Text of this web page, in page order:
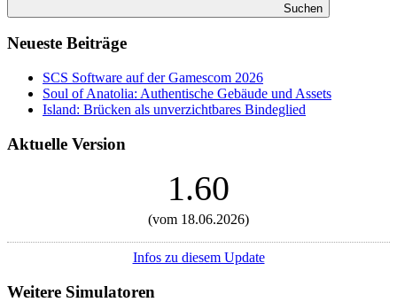
Suchen
Neueste Beiträge
SCS Software auf der Gamescom 2026
Soul of Anatolia: Authentische Gebäude und Assets
Island: Brücken als unverzichtbares Bindeglied
Aktuelle Version
1.60
(vom 18.06.2026)
Infos zu diesem Update
Weitere Simulatoren